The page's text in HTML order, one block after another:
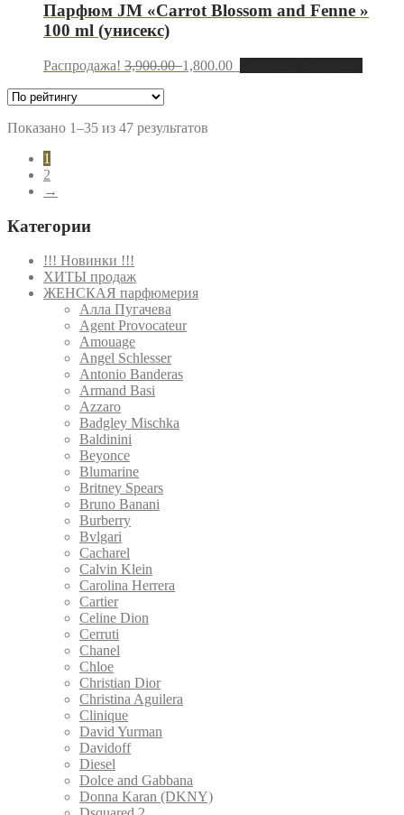
Парфюм JM «Carrot Blossom and Fenne »
100 ml (унисекс)
Распродажа! 3,900.001,800.00
Показано 1–35 из 47 результатов
1
2
→
Категории
!!! Новинки !!!
ХИТЫ продаж
ЖЕНСКАЯ парфюмерия
Алла Пугачева
Agent Provocateur
Amouage
Angel Schlesser
Antonio Banderas
Armand Basi
Azzaro
Badgley Mischka
Baldinini
Beyonce
Blumarine
Britney Spears
Bruno Banani
Burberry
Bvlgari
Cacharel
Calvin Klein
Carolina Herrera
Cartier
Celine Dion
Cerruti
Chanel
Chloe
Christian Dior
Christina Aguilera
Clinique
David Yurman
Davidoff
Diesel
Dolce and Gabbana
Donna Karan (DKNY)